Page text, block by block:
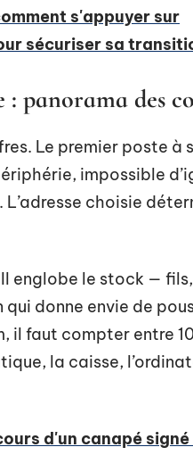
s'appuyer sur
sécuriser sa
: panorama des
Le premier poste à
impossible
. L’adresse choisie
Il englobe le stock —
donne envie de
il faut compter entre
la caisse,
d'un canapé signé